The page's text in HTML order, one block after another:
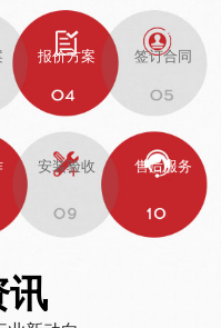
报价方案 签订合同
安装验收 售后服务
讯